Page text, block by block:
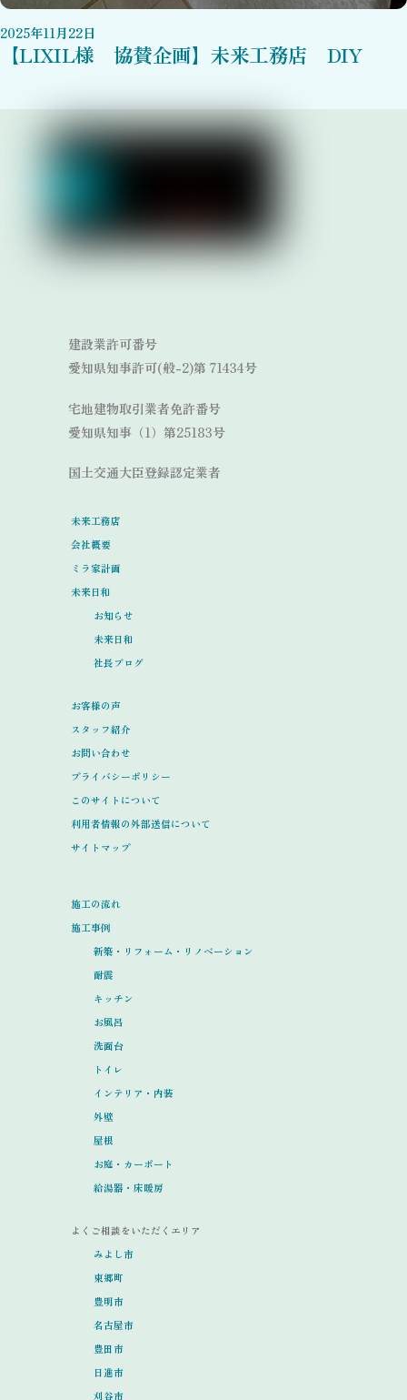
2025年11月22日
【LIXIL様 協賛企画】未来工務店 DIY
Link
建設業許可番号
愛知県知事許可(般-2)第 71434号
宅地建物取引業者免許番号
愛知県知事（1）第25183号
国土交通大臣登録認定業者
未来工務店
会社概要
ミラ家計画
未来日和
お知らせ
未来日和
社長ブログ
お客様の声
スタッフ紹介
お問い合わせ
プライバシーポリシー
このサイトについて
利用者情報の外部送信について
サイトマップ
施工の流れ
施工事例
新築・リフォーム・リノベーション
耐震
キッチン
お風呂
洗面台
トイレ
インテリア・内装
外壁
屋根
お庭・カーポート
給湯器・床暖房
よくご相談をいただくエリア
みよし市
東郷町
豊明市
名古屋市
豊田市
日進市
刈谷市